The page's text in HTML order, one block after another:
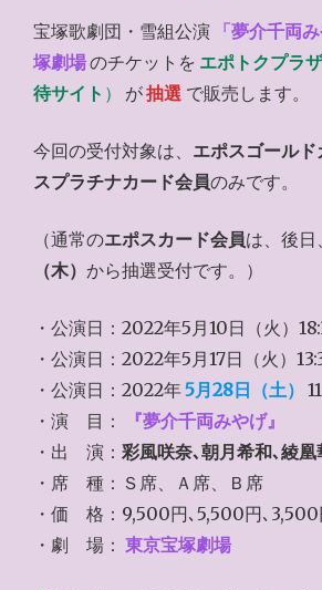
宝塚歌劇団・雪組公演 「夢介千両み
塚劇場のチケットを エポトクプラ
待サイト ） が抽選 で販売します。
今回の受付対象は、 エポスゴールド
スプラチナカード会員のみです。
（通常のエポスカード会員は、後日、
（木） から抽選受付です。）
・公演日：2022年5月10日（火）
・公演日：2022年5月17日（火）
・公演日：2022年5月28日（土）
・演 目：
『夢介千両みやげ』
・出 演： 彩風咲奈､朝月希和､綾凰
・席 種：Ｓ席、Ａ席、Ｂ席
・価 格：9,500円､5,500円､3,500
・劇 場： 東京宝塚劇場